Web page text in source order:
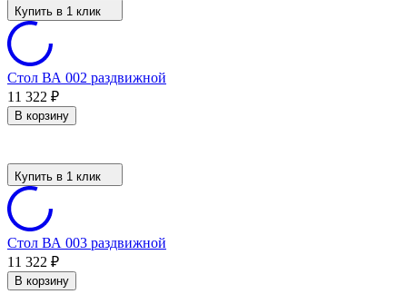
Купить в 1 клик
Стол ВА 002 раздвижной
11 322 ₽
В корзину
Купить в 1 клик
Стол ВА 003 раздвижной
11 322 ₽
В корзину